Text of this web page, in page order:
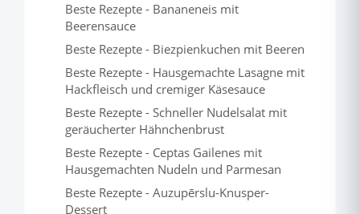
Beste Rezepte - Bananeneis mit
Beerensauce
Beste Rezepte - Biezpienkuchen mit Beeren
Beste Rezepte - Hausgemachte Lasagne mit
Hackfleisch und cremiger Käsesauce
Beste Rezepte - Schneller Nudelsalat mit
geräucherter Hähnchenbrust
Beste Rezepte - Ceptas Gailenes mit
Hausgemachten Nudeln und Parmesan
Beste Rezepte - Auzupērslu-Knusper-
Dessert